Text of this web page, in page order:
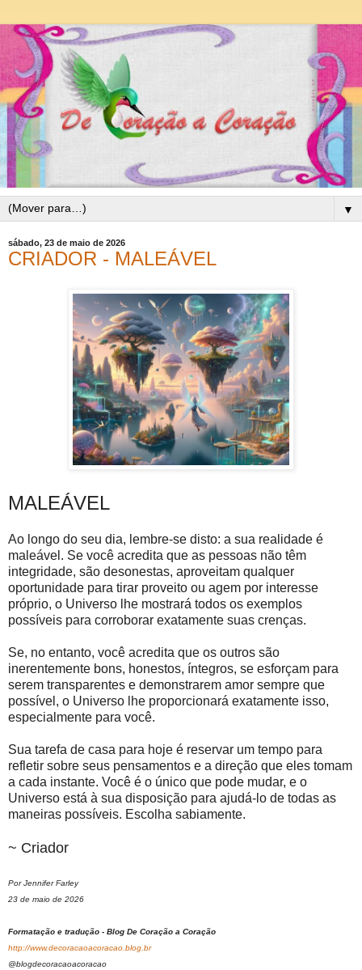
▼
sábado, 23 de maio de 2026
CRIADOR - MALEÁVEL
MALEÁVEL
Ao longo do seu dia, lembre-se disto: a sua realidade é
maleável. Se você acredita que as pessoas não têm
integridade, são desonestas, aproveitam qualquer
oportunidade para tirar proveito ou agem por interesse
próprio, o Universo lhe mostrará todos os exemplos
possíveis para corroborar exatamente suas crenças.
Se, no entanto, você acredita que os outros são
inerentemente bons, honestos, íntegros, se esforçam para
serem transparentes e demonstrarem amor sempre que
possível, o Universo lhe proporcionará exatamente isso,
especialmente para você.
Sua tarefa de casa para hoje é reservar um tempo para
refletir sobre seus pensamentos e a direção que eles tomam
a cada instante. Você é o único que pode mudar, e o
Universo está à sua disposição para ajudá-lo de todas as
maneiras possíveis. Escolha sabiamente.
~ Criador
Por Jennifer Farley
23 de maio de 2026
Formatação e tradução - Blog De Coração a Coração
http://www.decoracaoacoracao.blog.br
@blogdecoracaoacoracao